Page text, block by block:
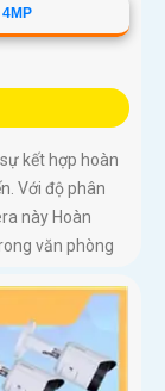
kết hợp hoàn
Với độ phân
này Hoàn
văn phòng